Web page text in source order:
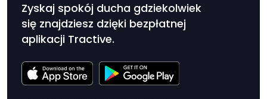
Zyskaj spokój ducha gdziekolwiek
się znajdziesz dzięki bezpłatnej
aplikacji Tractive.